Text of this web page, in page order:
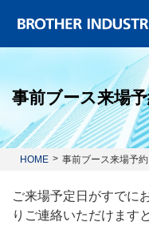
事前ブース来場
HOME 事前ブース来場予
ご来場予定日がすでに
りご連絡いただけます